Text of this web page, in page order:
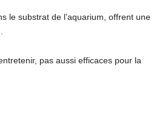
le substrat de l’aquarium, offrent une
pas aussi efficaces pour la